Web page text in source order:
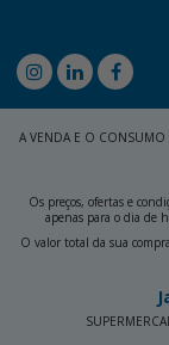
A VENDA E O CONSUMO
Os preços, ofertas e
apenas para o dia de
O valor total da sua